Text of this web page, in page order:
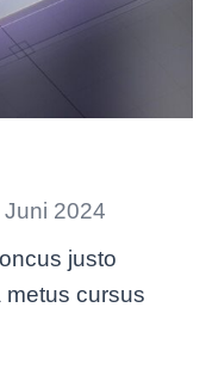
Juni 2024
justo
cursus